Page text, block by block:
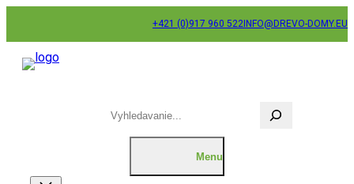
na
obsah
+421 (0)917 960 522 INFO@DREVO-DOMY.EU
H